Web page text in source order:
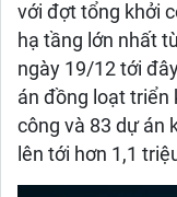
với đợt tổng khởi
hạ tầng lớn nhất
ngày 19/12 tới
án đồng loạt triển
công và 83 dự án
lên tới hơn 1,1